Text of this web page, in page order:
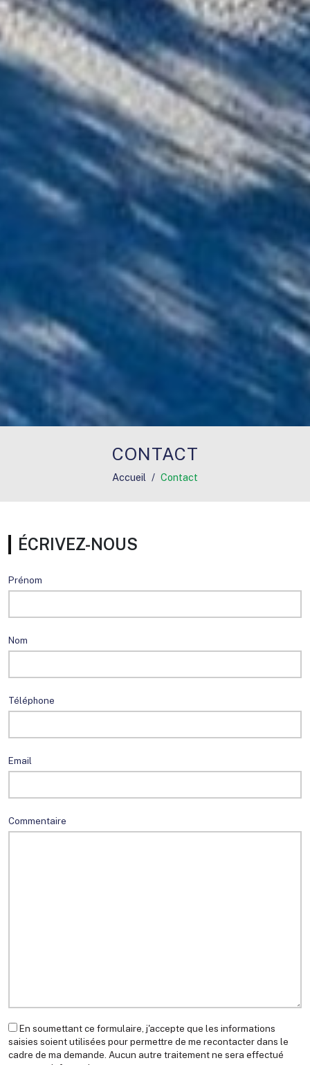
CONTACT
Accueil Contact
ÉCRIVEZ-NOUS
Prénom
Nom
Téléphone
Email
Commentaire
En soumettant ce formulaire, j'accepte que les informations
saisies soient utilisées pour permettre de me recontacter dans le
cadre de ma demande. Aucun autre traitement ne sera effectué